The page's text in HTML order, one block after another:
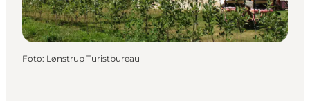
Foto: Lønstrup Turistbureau